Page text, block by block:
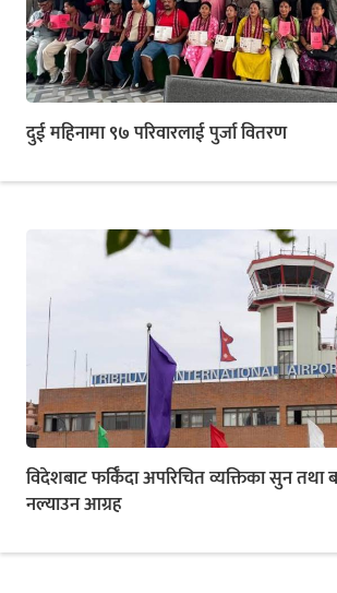
दुई महिनामा ९७ परिवारलाई पुर्जा वितरण
विदेशबाट फर्किँदा अपरिचित व्यक्तिका सुन तथा
नल्याउन आग्रह